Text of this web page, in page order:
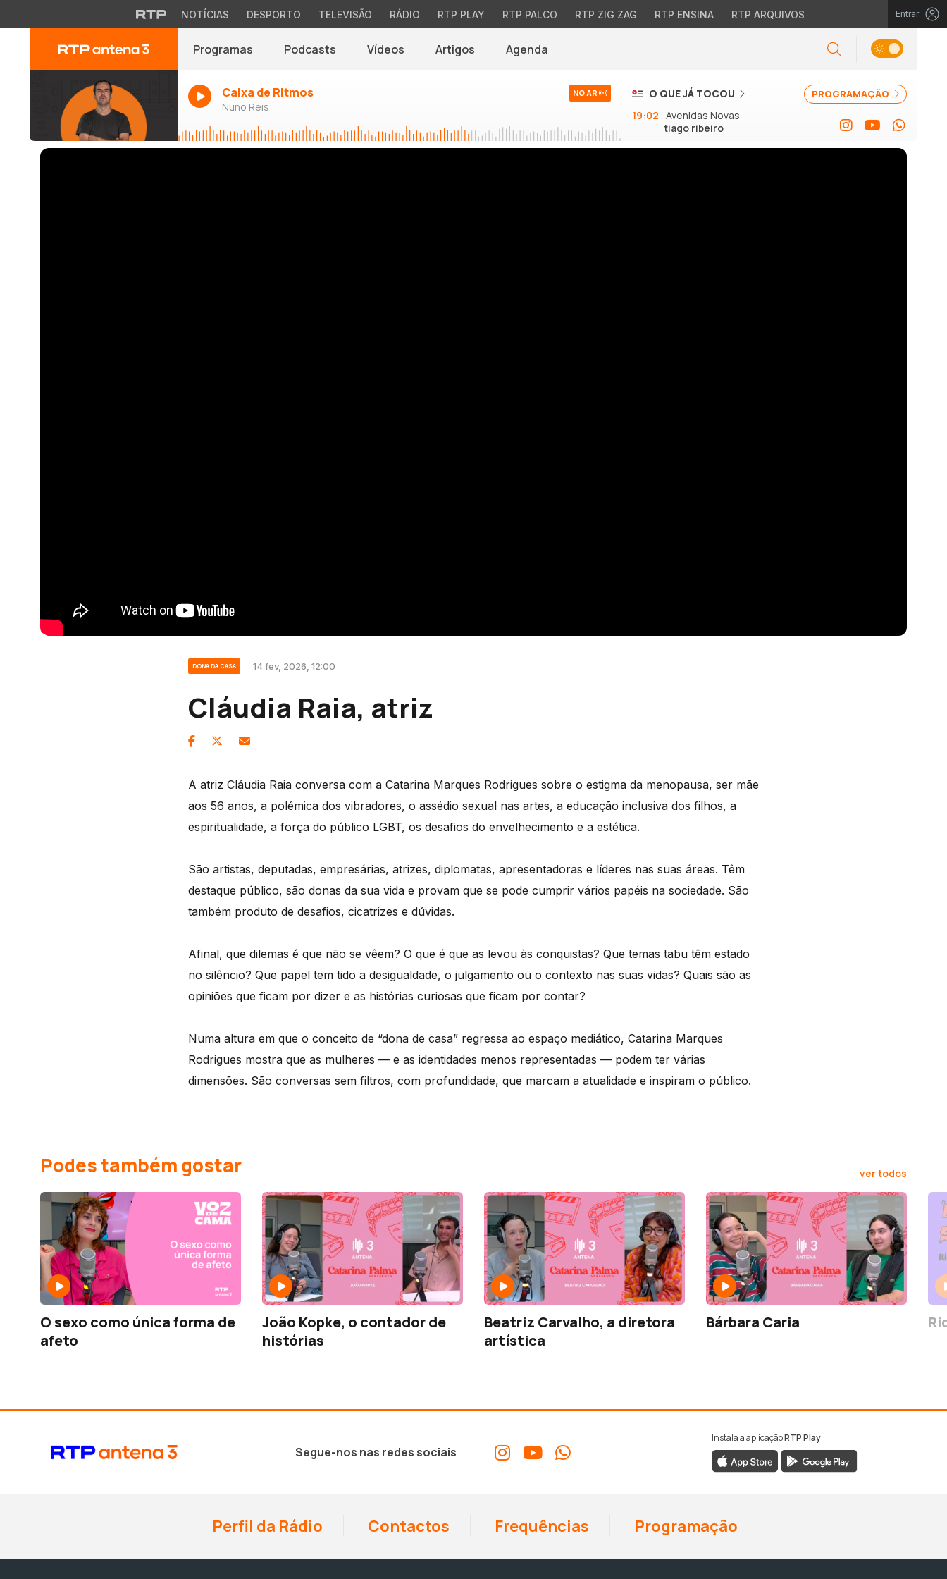
NOTÍCIAS DESPORTO TELEVISÃO RÁDIO RTP PLAY RTP PALCO RTP ZIG ZAG RTP ENSINA RTP ARQUIVOS Entrar
Programas Podcasts Vídeos Artigos Agenda
Caixa de Ritmos
Nuno Reis
NO AR PROGRAMAÇÃO
O QUE JÁ TOCOU
19:02 Avenidas Novas
tiago ribeiro
DONA DA CASA 14 fev, 2026, 12:00
Cláudia Raia, atriz
A atriz Cláudia Raia conversa com a Catarina Marques Rodrigues sobre o estigma da menopausa, ser mãe
aos 56 anos, a polémica dos vibradores, o assédio sexual nas artes, a educação inclusiva dos filhos, a
espiritualidade, a força do público LGBT, os desafios do envelhecimento e a estética.
São artistas, deputadas, empresárias, atrizes, diplomatas, apresentadoras e líderes nas suas áreas. Têm
destaque público, são donas da sua vida e provam que se pode cumprir vários papéis na sociedade. São
também produto de desafios, cicatrizes e dúvidas.
Afinal, que dilemas é que não se vêem? O que é que as levou às conquistas? Que temas tabu têm estado
no silêncio? Que papel tem tido a desigualdade, o julgamento ou o contexto nas suas vidas? Quais são as
opiniões que ficam por dizer e as histórias curiosas que ficam por contar?
Numa altura em que o conceito de “dona de casa” regressa ao espaço mediático, Catarina Marques
Rodrigues mostra que as mulheres — e as identidades menos representadas — podem ter várias
dimensões. São conversas sem filtros, com profundidade, que marcam a atualidade e inspiram o público.
Podes também gostar ver todos
O sexo como única forma de
afeto
João Kopke, o contador de
histórias
Beatriz Carvalho, a diretora
artística
Bárbara Caria
Segue-nos nas redes sociais
Instala a aplicaçãoRTP Play
Perfil da Rádio Contactos Frequências Programação